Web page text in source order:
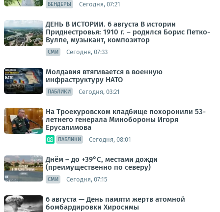
БЕНДЕРЫ Сегодня, 07:21
ДЕНЬ В ИСТОРИИ. 6 августа В истории
Приднестровья: 1910 г. – родился Борис Петко-
Вулпе, музыкант, композитор
СМИ Сегодня, 07:33
Молдавия втягивается в военную
инфраструктуру НАТО
ПАБЛИКИ Сегодня, 03:21
На Троекуровском кладбище похоронили 53-
летнего генерала Минобороны Игоря
Ерусалимова
ПАБЛИКИ Сегодня, 08:01
Днём – до +39°С, местами дожди
(преимущественно по северу)
СМИ Сегодня, 07:15
6 августа — День памяти жертв атомной
бомбардировки Хиросимы